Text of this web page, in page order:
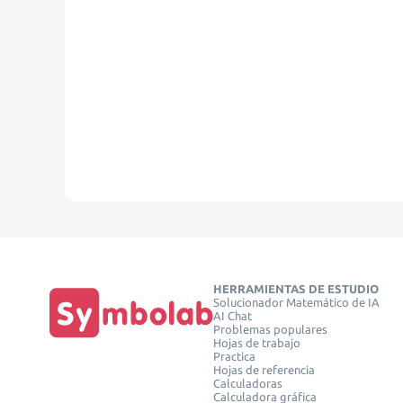
HERRAMIENTAS DE ESTUDIO
Solucionador Matemático de IA
AI Chat
Problemas populares
Hojas de trabajo
Practica
Hojas de referencia
Calculadoras
Calculadora gráfica